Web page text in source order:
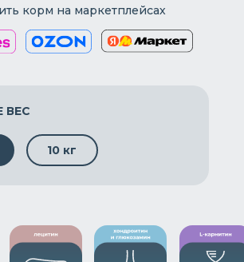
ВЕС
10 кг
корм на маркетплейсах